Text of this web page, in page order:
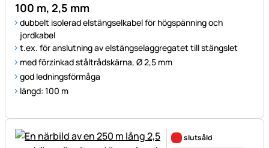
100 m, 2,5 mm
dubbelt isolerad elstängselkabel för högspänning och
jordkabel
t.ex. för anslutning av elstängselaggregatet till stängslet
med förzinkad ståltrådskärna, Ø 2,5 mm
god ledningsförmåga
längd: 100 m
slutsåld